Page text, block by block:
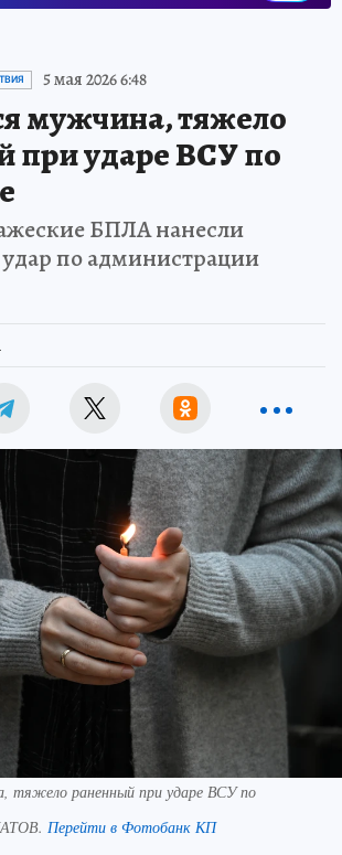
5 мая 2026 6:48
мужчина, тяжело
при ударе ВСУ по
БПЛА нанесли
по администрации
тяжело раненный при ударе ВСУ по
Перейти в Фотобанк КП